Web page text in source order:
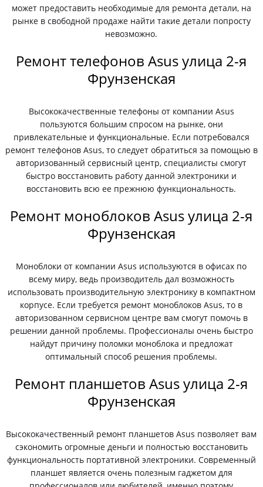
может предоставить необходимые для ремонта детали, на
рынке в свободной продаже найти такие детали попросту
невозможно.
Ремонт телефонов Asus улица 2-я
Фрунзенская
Высококачественные телефоны от компании Asus
пользуются большим спросом на рынке, они
привлекательные и функциональные. Если потребовался
ремонт телефонов Asus, то следует обратиться за помощью в
авторизованный сервисный центр, специалисты смогут
быстро восстановить работу данной электроники и
восстановить всю ее прежнюю функциональность.
Ремонт моноблоков Asus улица 2-я
Фрунзенская
Моноблоки от компании Asus используются в офисах по
всему миру, ведь производитель дал возможность
использовать производительную электронику в компактном
корпусе. Если требуется ремонт моноблоков Asus, то в
авторизованном сервисном центре вам смогут помочь в
решении данной проблемы. Профессионалы очень быстро
найдут причину поломки моноблока и предложат
оптимальный способ решения проблемы.
Ремонт планшетов Asus улица 2-я
Фрунзенская
Высококачественный ремонт планшетов Asus позволяет вам
сэкономить огромные деньги и полностью восстановить
функциональность портативной электроники. Современный
планшет является очень полезным гаджетом для